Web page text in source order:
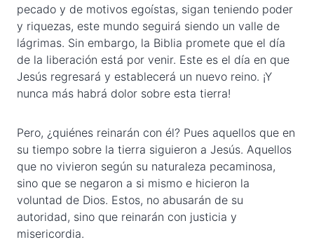
pecado y de motivos egoístas, sigan teniendo poder
y riquezas, este mundo seguirá siendo un valle de
lágrimas. Sin embargo, la Biblia promete que el día
de la liberación está por venir. Este es el día en que
Jesús regresará y establecerá un nuevo reino. ¡Y
nunca más habrá dolor sobre esta tierra!
Pero, ¿quiénes reinarán con él? Pues aquellos que en
su tiempo sobre la tierra siguieron a Jesús. Aquellos
que no vivieron según su naturaleza pecaminosa,
sino que se negaron a si mismo e hicieron la
voluntad de Dios. Estos, no abusarán de su
autoridad, sino que reinarán con justicia y
misericordia.